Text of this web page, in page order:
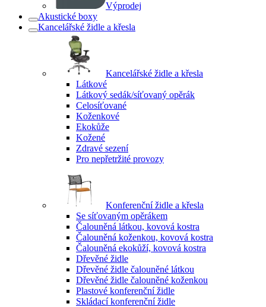
Výprodej
Akustické boxy
Kancelářské židle a křesla
Kancelářské židle a křesla
Látkové
Látkový sedák/síťovaný opěrák
Celosíťované
Koženkové
Ekokůže
Kožené
Zdravé sezení
Pro nepřetržité provozy
Konferenční židle a křesla
Se síťovaným opěrákem
Čalouněná látkou, kovová kostra
Čalouněná koženkou, kovová kostra
Čalouněná ekokůží, kovová kostra
Dřevěné židle
Dřevěné židle čalouněné látkou
Dřevěné židle čalouněné koženkou
Plastové konferenční židle
Skládací konferenční židle